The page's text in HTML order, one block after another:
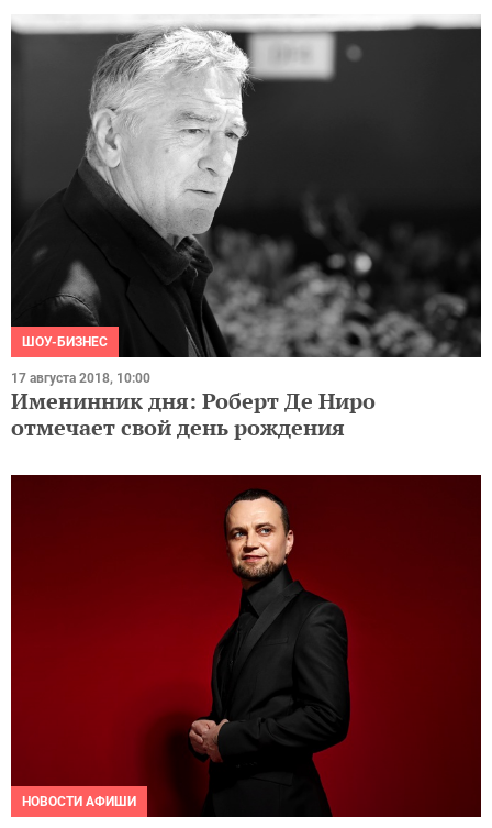
ШОУ-БИЗНЕС
17 августа 2018, 10:00
Именинник дня: Роберт Де Ниро
отмечает свой день рождения
НОВОСТИ АФИШИ